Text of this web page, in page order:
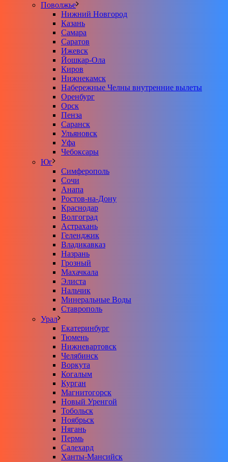
Поволжье
Нижний Новгород
Казань
Самара
Саратов
Ижевск
Йошкар-Ола
Киров
Нижнекамск
Набережные Челны внутренние вылеты
Оренбург
Орск
Пенза
Саранск
Ульяновск
Уфа
Чебоксары
Юг
Симферополь
Сочи
Анапа
Ростов-на-Дону
Краснодар
Волгоград
Астрахань
Геленджик
Владикавказ
Назрань
Грозный
Махачкала
Элиста
Нальчик
Минеральные Воды
Ставрополь
Урал
Екатеринбург
Тюмень
Нижневартовск
Челябинск
Воркута
Когалым
Курган
Магнитогорск
Новый Уренгой
Тобольск
Ноябрьск
Нягань
Пермь
Салехард
Ханты-Мансийск